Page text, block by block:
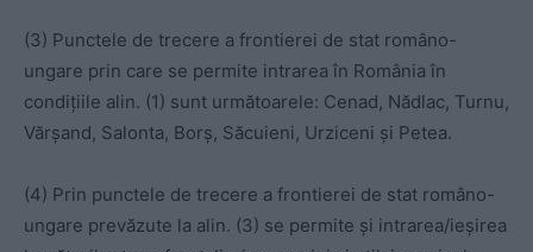
(3) Punctele de trecere a frontierei de stat româno-
ungare prin care se permite intrarea în România în
condițiile alin. (1) sunt următoarele: Cenad, Nădlac, Turnu,
Vărșand, Salonta, Borș, Săcuieni, Urziceni și Petea.
(4) Prin punctele de trecere a frontierei de stat româno-
ungare prevăzute la alin. (3) se permite și intrarea/ieșirea